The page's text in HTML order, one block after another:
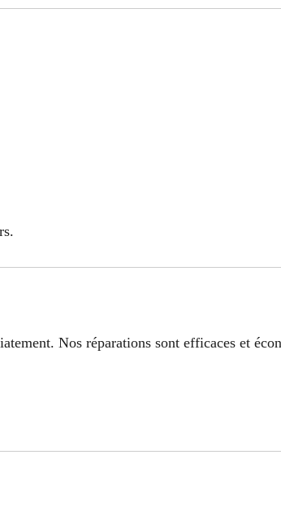
Nos réparations sont efficaces et